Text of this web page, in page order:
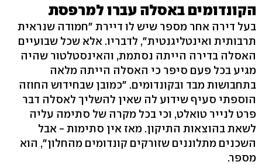
הקונדומים באסלה עברו למרפסת
בעל דירה אחר מספר שיש לו דיירת "חמודה שנראית
תרבותית ואינטליגנטית", לדבריו. אלא שכל שבועיים
האסלה בדירה הייתה נסתמת, והאינסטלטור שהיה
מגיע בכל פעם סיפר כי האסלה הייתה מלאה
בתחבושות מבד ובקונדומים. "כמובן שבחידוש החוזה
הוספתי סעיף שידוע לה שאין להשליך לאסלה דבר
פרט לנייר טואלט, וכי בכל מקרה של סתימה עליה
לשאת בהוצאות התיקון. מאז אין סתימות - אבל
השכנים מתלוננים שזורקים קונדומים מהחלון", הוא
מספר.